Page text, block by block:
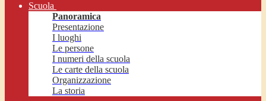
Scuola
Panoramica
Presentazione
I luoghi
Le persone
I numeri della scuola
Le carte della scuola
Organizzazione
La storia